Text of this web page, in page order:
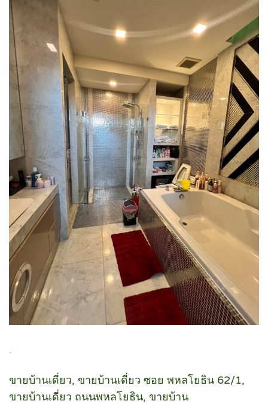
.
ขายบ้านเดี่ยว, ขายบ้านเดี่ยว ซอย พหลโยธิน 62/1,
ขายบ้านเดี่ยว ถนนพหลโยธิน, ขายบ้าน